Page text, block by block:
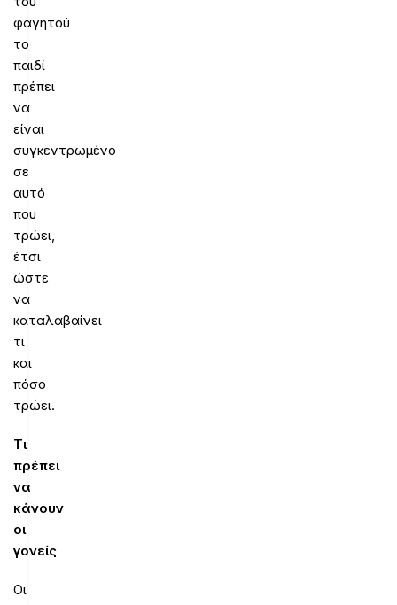
φαγητού
το
παιδί
πρέπει
να
είναι
συγκεντρωμένο
σε
αυτό
που
τρώει,
έτσι
ώστε
να
καταλαβαίνει
τι
και
πόσο
τρώει.
Τι
πρέπει
να
κάνουν
οι
γονείς
Οι